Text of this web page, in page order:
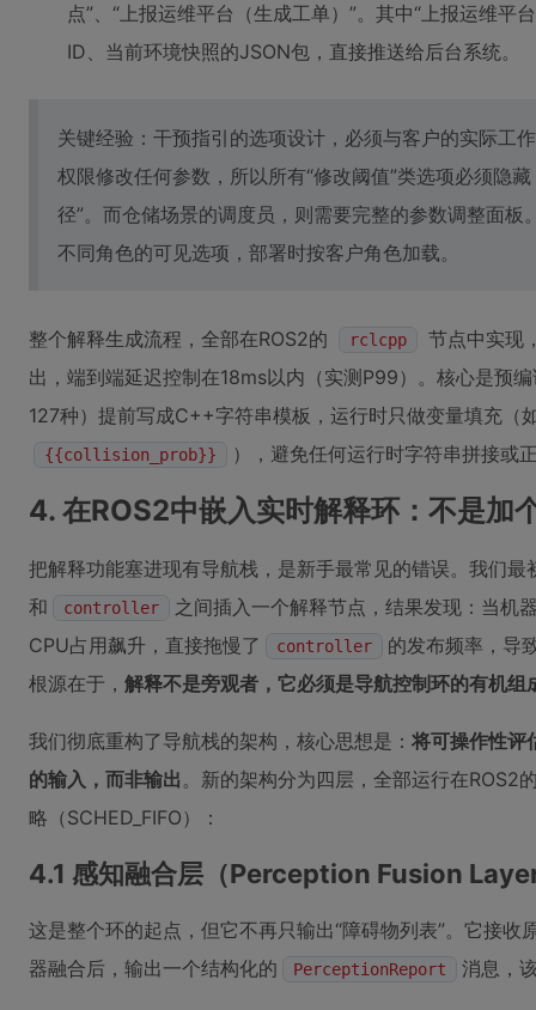
点”、“上报运维平台（生成工单）”。其中“上报运维平
ID、当前环境快照的JSON包，直接推送给后台系统。
关键经验：干预指引的选项设计，必须与客户的实际工
权限修改任何参数，所以所有“修改阈值”类选项必须隐
径”。而仓储场景的调度员，则需要完整的参数调整面
不同角色的可见选项，部署时按客户角色加载。
整个解释生成流程，全部在ROS2的 rclcpp
节点中实现
出，端到端延迟控制在18ms以内（实测P99）。核心是预
127种）提前写成C++字符串模板，运行时只做变量填充（
{{collision_prob}} ），避免任何运行时字符串拼接或
4. 在ROS2中嵌入实时解释环：不是加
把解释功能塞进现有导航栈，是新手最常见的错误。我们最
和
controller
之间插入一个解释节点，结果发现：当机
CPU占用飙升，直接拖慢了
controller
的发布频率，导
根源在于， 解释不是旁观者，它必须是导航控制环的有机组
我们彻底重构了导航栈的架构，核心思想是： 将可操作性评
的输入，而非输出。新的架构分为四层，全部运行在ROS2
略（SCHED_FIFO）：
4.1 感知融合层（Perception Fusion
这是整个环的起点，但它不再只输出“障碍物列表”。它接
器融合后，输出一个结构化的
PerceptionReport 消息，